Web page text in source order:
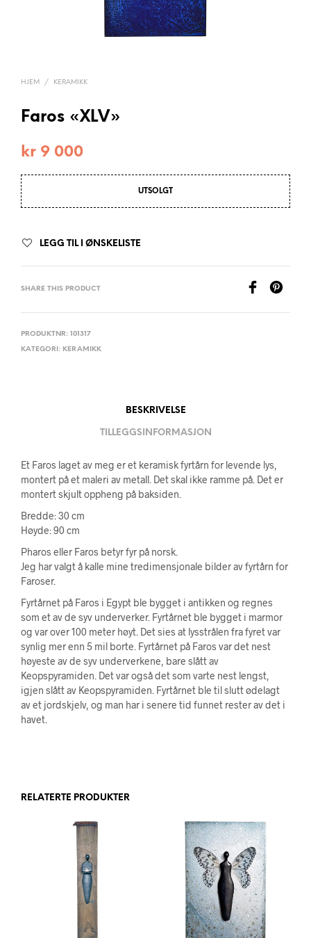
HJEM / KERAMIKK
Faros «XLV»
kr 9 000
UTSOLGT
LEGG TIL I ØNSKELISTE
SHARE THIS PRODUCT
PRODUKTNR: 101317
KATEGORI: KERAMIKK
BESKRIVELSE
TILLEGGSINFORMASJON
Et Faros laget av meg er et keramisk fyrtårn for levende lys,
montert på et maleri av metall. Det skal ikke ramme på. Det er
montert skjult oppheng på baksiden.
Bredde: 30 cm
Høyde: 90 cm
Pharos eller Faros betyr fyr på norsk.
Jeg har valgt å kalle mine tredimensjonale bilder av fyrtårn for
Faroser.
Fyrtårnet på Faros i Egypt ble bygget i antikken og regnes
som et av de syv underverker. Fyrtårnet ble bygget i marmor
og var over 100 meter høyt. Det sies at lysstrålen fra fyret var
synlig mer enn 5 mil borte. Fyrtårnet på Faros var det nest
høyeste av de syv underverkene, bare slått av
Keopspyramiden. Det var også det som varte nest lengst,
igjen slått av Keopspyramiden. Fyrtårnet ble til slutt ødelagt
av et jordskjelv, og man har i senere tid funnet rester av det i
havet.
RELATERTE PRODUKTER